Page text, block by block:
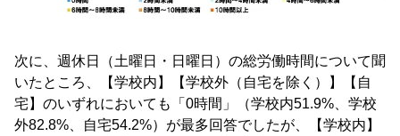
次に、週休日（土曜日・日曜日）の総労働時間について聞
いたところ、【学校内】【学校外（自宅を除く）】【自
宅】のいずれにおいても「0時間」（学校内51.9%、学校
外82.8%、自宅54.2%）が最多回答でしたが、【学校内】